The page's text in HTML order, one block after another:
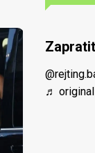
♬ original